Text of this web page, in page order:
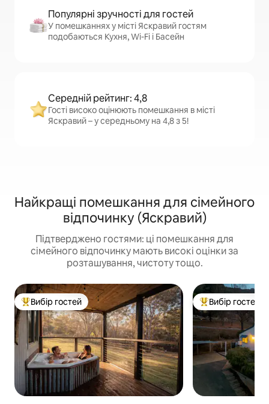
Популярні зручності для гостей
У помешканнях у місті Яскравий гостям
подобаються Кухня, Wi-Fi і Басейн
Середній рейтинг: 4,8
Гості високо оцінюють помешкання в місті
Яскравий – у середньому на 4,8 з 5!
Найкращі помешкання для сімейного
відпочинку (Яскравий)
Підтверджено гостями: ці помешкання для
сімейного відпочинку мають високі оцінки за
розташування, чистоту тощо.
Топ вибір гостей
Вибір гостей Топ вибір гостей
Вибір гостей